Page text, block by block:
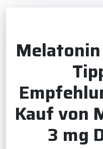
Kauf von
3 mg